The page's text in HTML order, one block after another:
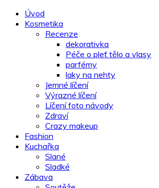
Úvod
Kosmetika
Recenze
dekorativka
Péče o pleť tělo a vlasy
parfémy
laky na nehty
Jemné líčení
Výrazné líčení
Líčení foto návody
Zdraví
Crazy makeup
Fashion
Kuchařka
Slané
Sladké
Zábava